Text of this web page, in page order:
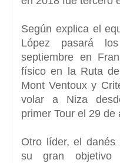
Según explica el
López pasará
septiembre en
físico en la Ruta
Mont Ventoux y
volar a Niza
primer Tour el 29 de
Otro líder, el danés
su gran